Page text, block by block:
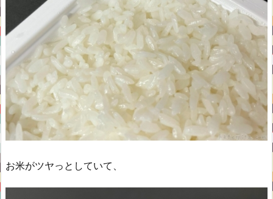
お米がツヤっとしていて、